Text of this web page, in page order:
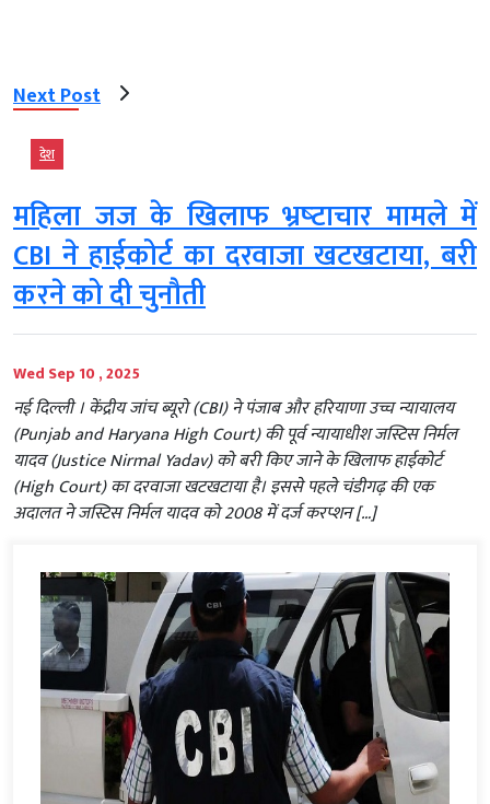
Next Post
देश
महिला जज के खिलाफ भ्रष्‍टाचार मामले में
CBI ने हाईकोर्ट का दरवाजा खटखटाया, बरी
करने को दी चुनौती
Wed Sep 10 , 2025
नई दिल्‍ली । केंद्रीय जांच ब्यूरो (CBI) ने पंजाब और हरियाणा उच्च न्यायालय
(Punjab and Haryana High Court) की पूर्व न्यायाधीश जस्टिस निर्मल
यादव (Justice Nirmal Yadav) को बरी किए जाने के खिलाफ हाईकोर्ट
(High Court) का दरवाजा खटखटाया है। इससे पहले चंडीगढ़ की एक
अदालत ने जस्टिस निर्मल यादव को 2008 में दर्ज करप्शन […]